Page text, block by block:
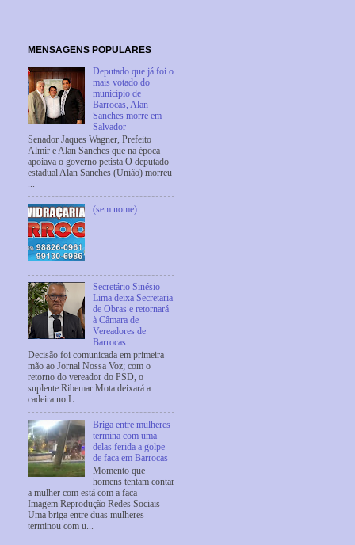
MENSAGENS POPULARES
Deputado que já foi o
mais votado do
município de
Barrocas, Alan
Sanches morre em
Salvador
Senador Jaques Wagner, Prefeito
Almir e Alan Sanches que na época
apoiava o governo petista O deputado
estadual Alan Sanches (União) morreu
...
(sem nome)
Secretário Sinésio
Lima deixa Secretaria
de Obras e retornará
à Câmara de
Vereadores de
Barrocas
Decisão foi comunicada em primeira
mão ao Jornal Nossa Voz; com o
retorno do vereador do PSD, o
suplente Ribemar Mota deixará a
cadeira no L...
Briga entre mulheres
termina com uma
delas ferida a golpe
de faca em Barrocas
Momento que
homens tentam contar
a mulher com está com a faca -
Imagem Reprodução Redes Sociais
Uma briga entre duas mulheres
terminou com u...